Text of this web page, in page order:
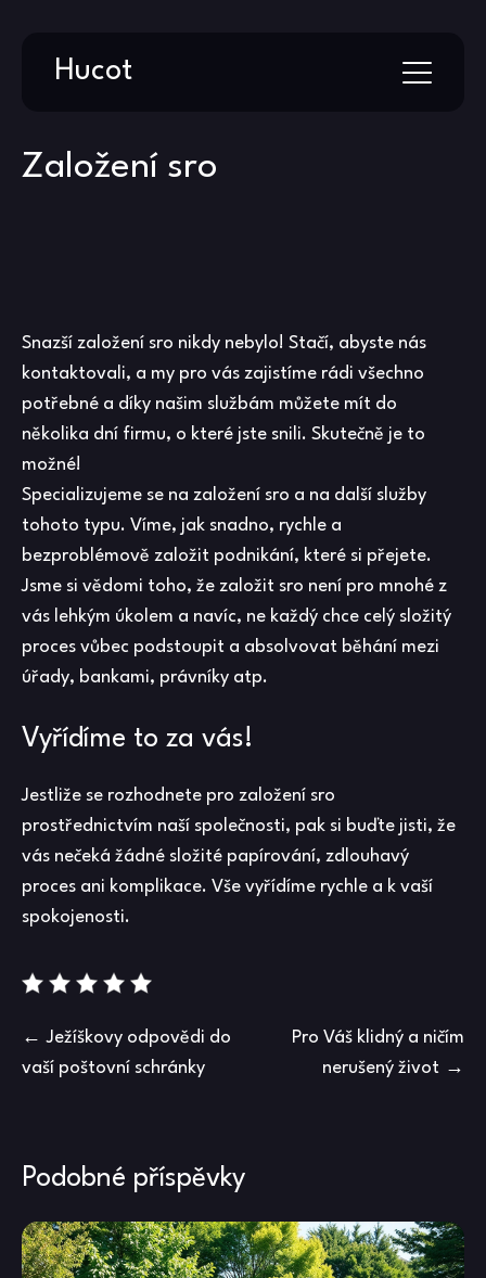
Hucot
Založení sro
Snazší založení sro nikdy nebylo! Stačí, abyste nás
kontaktovali, a my pro vás zajistíme rádi všechno
potřebné a díky našim službám můžete mít do
několika dní firmu, o které jste snili. Skutečně je to
možné!
Specializujeme se na založení sro a na další služby
tohoto typu. Víme, jak snadno, rychle a
bezproblémově založit podnikání, které si přejete.
Jsme si vědomi toho, že založit sro není pro mnohé z
vás lehkým úkolem a navíc, ne každý chce celý složitý
proces vůbec podstoupit a absolvovat běhání mezi
úřady, bankami, právníky atp.
Vyřídíme to za vás!
Jestliže se rozhodnete pro založení sro
prostřednictvím naší společnosti, pak si buďte jisti, že
vás nečeká žádné složité papírování, zdlouhavý
proces ani komplikace. Vše vyřídíme rychle a k vaší
spokojenosti.
Navigace
pro
Ježíškovy odpovědi do
vaší poštovní schránky
Pro Váš klidný a ničím
nerušený život
Podobné příspěvky